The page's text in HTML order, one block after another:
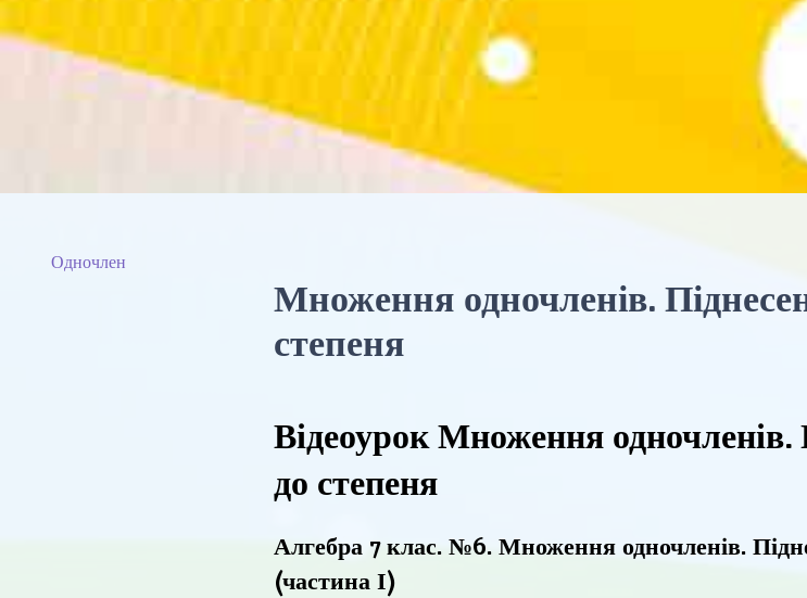
Одночлен
Множення одночленів.
степеня
Відеоурок Множення одночленів.
до степеня
Алгебра 7 клас. №6. Множення одночленів.
(частина І)